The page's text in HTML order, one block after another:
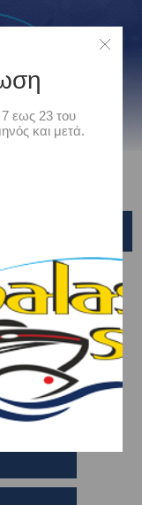
ΨΑΡΕΜΑΤΟΣ /
DRAG
εως 23 του
και μετά.